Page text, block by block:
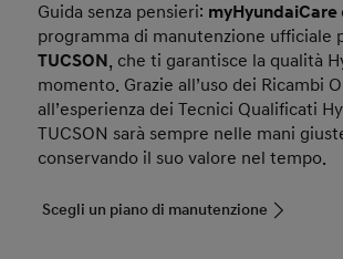
Guida senza pensieri: myHyundaiCare
programma di manutenzione ufficiale
TUCSON, che ti garantisce la qualità
momento. Grazie all’uso dei Ricambi
all’esperienza dei Tecnici Qualificati
TUCSON sarà sempre nelle mani
conservando il suo valore nel tempo.
Scegli un piano di manutenzione